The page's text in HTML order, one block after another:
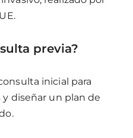
previa?
inicial para
diseñar un plan de